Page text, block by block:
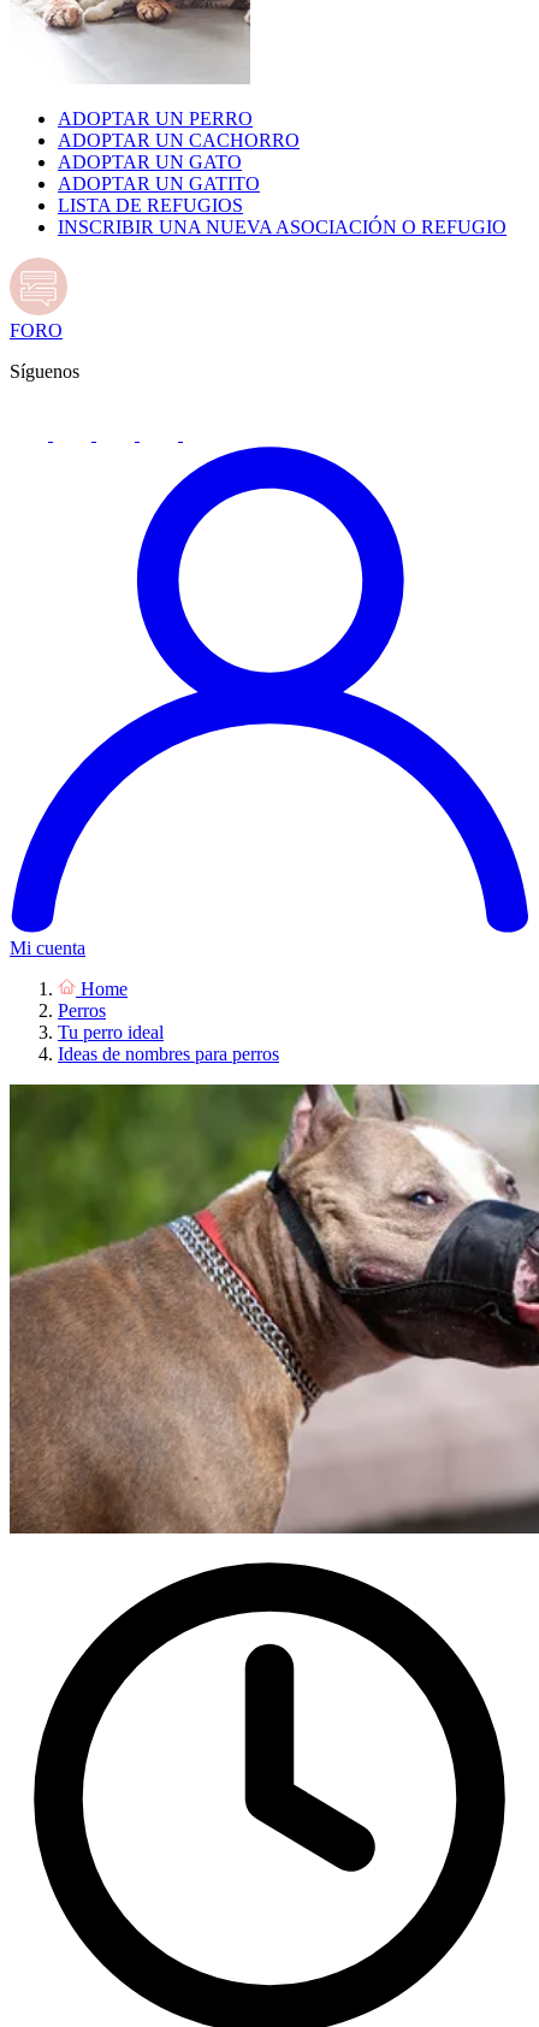
ADOPTAR UN PERRO
ADOPTAR UN CACHORRO
ADOPTAR UN GATO
ADOPTAR UN GATITO
LISTA DE REFUGIOS
INSCRIBIR UNA NUEVA ASOCIACIÓN O REFUGIO
FORO
Síguenos
Mi cuenta
Home
Perros
Tu perro ideal
Ideas de nombres para perros